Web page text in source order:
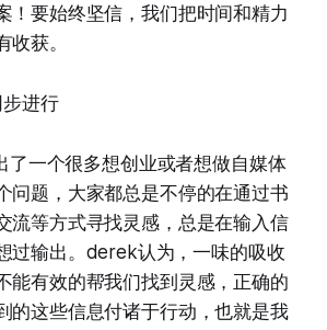
！要始终坚信，我们把时间和精力
收获。
进行
了一个很多想创业或者想做自媒体
问题，大家都总是不停的在通过书
流等方式寻找灵感，总是在输入信
过输出。derek认为，一味的吸收
能有效的帮我们找到灵感，正确的
的这些信息付诸于行动，也就是我